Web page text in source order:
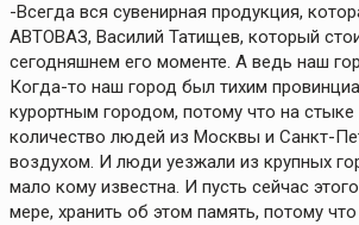
-Всегда вся сувенирная продукция,
АВТОВАЗ, Василий Татищев, который
сегодняшнем его моменте. А ведь наш
Когда-то наш город был тихим
курортным городом, потому что на
количество людей из Москвы и Санкт-
воздухом. И люди уезжали из крупных
мало кому известна. И пусть сейчас
мере, хранить об этом память, потому